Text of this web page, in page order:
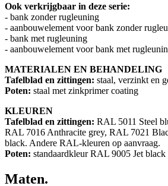
Ook verkrijgbaar in deze serie:
- bank zonder rugleuning
- aanbouwelement voor bank zonder
- bank met rugleuning
- aanbouwelement voor bank met
MATERIALEN EN BEHANDELING
Tafelblad en zittingen: staal, verzinkt en
Poten: staal met zinkprimer coating
KLEUREN
Tafelblad en zittingen: RAL 5011 Steel
RAL 7016 Anthracite grey, RAL 7021
black. Andere RAL-kleuren op aanvraag.
Poten: standaardkleur RAL 9005 Jet black
Maten.